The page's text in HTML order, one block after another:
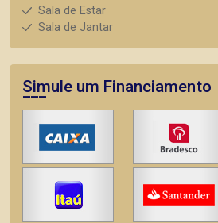
Sala de Estar
Sala de Jantar
Simule um Financiamento